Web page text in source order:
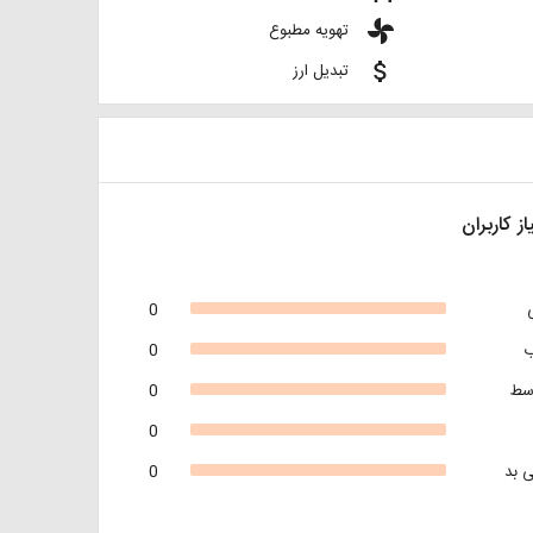
toys تهویه مطبوع
attach_money تبدیل ارز
کاربران
0
0
0
0
0
بد